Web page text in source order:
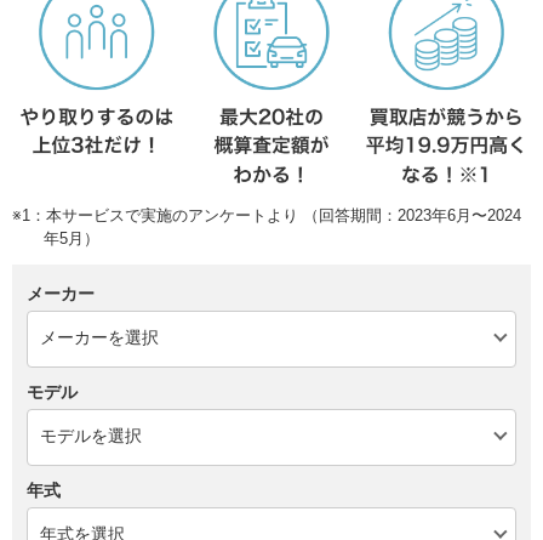
※1：本サービスで実施のアンケートより （回答期間：2023年6月〜2024
年5月）
メーカー
モデル
年式